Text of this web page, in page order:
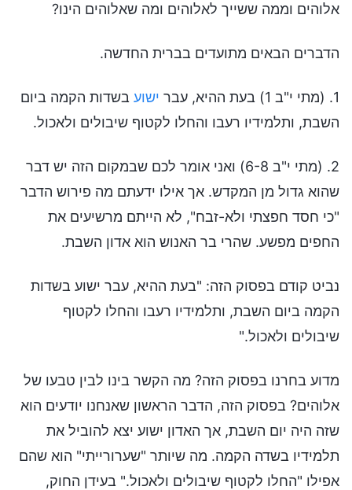
אלוהים וממה ששייך לאלוהים ומה שאלוהים הינו?
הדברים הבאים מתועדים בברית החדשה.
1. (מתי י"ב 1) בעת ההיא, עבר ישוע בשדות הקמה ביום
השבת, ותלמידיו רעבו והחלו לקטוף שיבולים ולאכול.
2. (מתי י"ב 6-8) ואני אומר לכם שבמקום הזה יש דבר
שהוא גדול מן המקדש. אך אילו ידעתם מה פירוש הדבר
"כי חסד חפצתי ולא-זבח", לא הייתם מרשיעים את
החפים מפשע. שהרי בר האנוש הוא אדון השבת.
נביט קודם בפסוק הזה: "בעת ההיא, עבר ישוע בשדות
הקמה ביום השבת, ותלמידיו רעבו והחלו לקטוף
שיבולים ולאכול."
מדוע בחרנו בפסוק הזה? מה הקשר בינו לבין טבעו של
אלוהים? בפסוק הזה, הדבר הראשון שאנחנו יודעים הוא
שזה היה יום השבת, אך האדון ישוע יצא להוביל את
תלמידיו בשדה הקמה. מה שיותר "שערורייתי" הוא שהם
אפילו "החלו לקטוף שיבולים ולאכול." בעידן החוק,